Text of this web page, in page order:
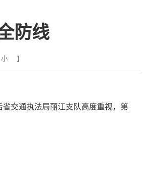
防线
小 】
交通执法局丽江支队高度重视，第